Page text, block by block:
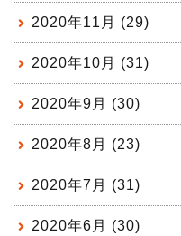
2020年11月 (29)
2020年10月 (31)
2020年9月 (30)
2020年8月 (23)
2020年7月 (31)
2020年6月 (30)